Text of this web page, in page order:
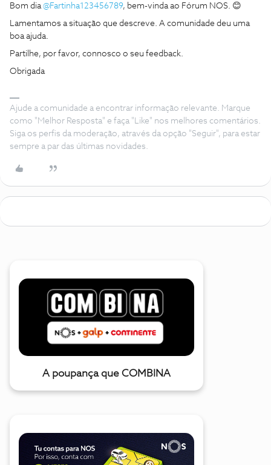
Bom dia ​@Fartinha123456789, bem-vinda ao Fórum NOS. 😊
Lamentamos a situação que descreve. A comunidade deu uma
boa ajuda.
Partilhe, por favor, connosco o seu feedback.
Obrigada
Ajude a comunidade a encontrar informação relevante. Marque
como "Melhor Resposta" e faça "Like" nos melhores comentários.
Siga os perfis da moderação, através da opção "Seguir", para estar
sempre a par das últimas novidades.
A poupança que COMBINA